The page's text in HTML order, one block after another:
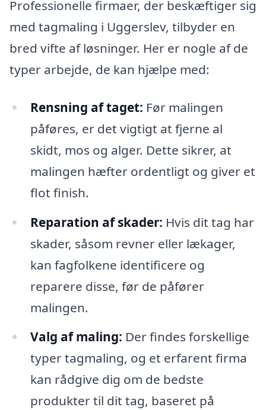
Professionelle firmaer, der beskæftiger sig
med tagmaling i Uggerslev, tilbyder en
bred vifte af løsninger. Her er nogle af de
typer arbejde, de kan hjælpe med:
Rensning af taget: Før malingen
påføres, er det vigtigt at fjerne al
skidt, mos og alger. Dette sikrer, at
malingen hæfter ordentligt og giver et
flot finish.
Reparation af skader: Hvis dit tag har
skader, såsom revner eller lækager,
kan fagfolkene identificere og
reparere disse, før de påfører
malingen.
Valg af maling: Der findes forskellige
typer tagmaling, og et erfarent firma
kan rådgive dig om de bedste
produkter til dit tag, baseret på